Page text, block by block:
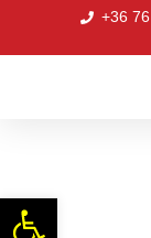
+36
Eszköztár